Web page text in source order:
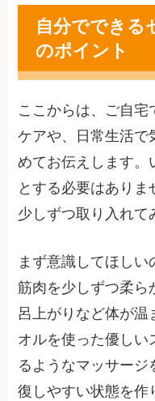
自分でできる
のポイント
ここからは、ご自宅
ケアや、日常生活で
めてお伝えします。
とする必要はありま
少しずつ取り入れて
まず意識してほし
筋肉を少しずつ柔ら
呂上がりなど体が温
オルを使った優しい
るようなマッサージ
復しやすい状態を作